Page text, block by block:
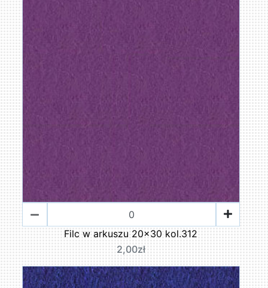
Filc w arkuszu 20x30 kol.312
2,00zł